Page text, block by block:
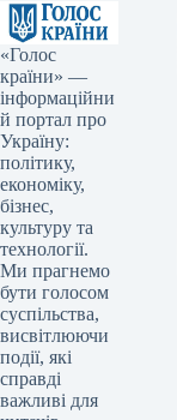
«Голос
країни» —
інформаційни
й портал про
Україну:
політику,
економіку,
бізнес,
культуру та
технології.
Ми прагнемо
бути голосом
суспільства,
висвітлюючи
події, які
справді
важливі для